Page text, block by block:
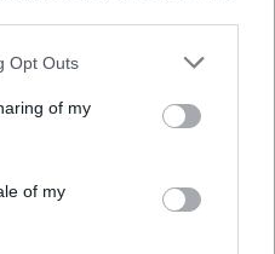
Opt Outs
of my
of my
τη διάσωση γυναίκας στον